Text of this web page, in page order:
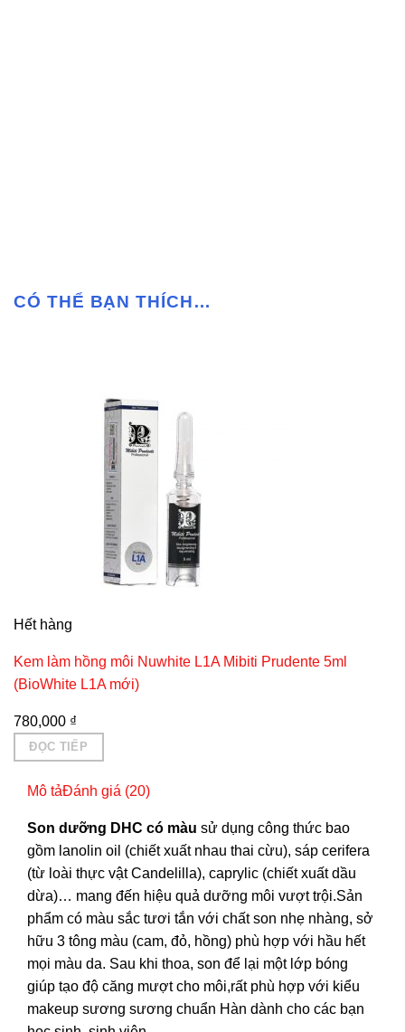
CÓ THỂ BẠN THÍCH…
Hết hàng
Kem làm hồng môi Nuwhite L1A Mibiti Prudente 5ml
(BioWhite L1A mới)
780,000 ₫
ĐỌC TIẾP
Mô tảĐánh giá (20)
Son dưỡng DHC có màu sử dụng công thức bao
gồm lanolin oil (chiết xuất nhau thai cừu), sáp cerifera
(từ loài thực vật Candelilla), caprylic (chiết xuất dầu
dừa)… mang đến hiệu quả dưỡng môi vượt trội.Sản
phẩm có màu sắc tươi tắn với chất son nhẹ nhàng, sở
hữu 3 tông màu (cam, đỏ, hồng) phù hợp với hầu hết
mọi màu da. Sau khi thoa, son để lại một lớp bóng
giúp tạo độ căng mượt cho môi,rất phù hợp với kiểu
makeup sương sương chuẩn Hàn dành cho các bạn